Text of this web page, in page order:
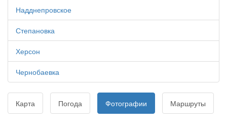
Надднепровское
Степановка
Херсон
Чернобаевка
Карта Погода Фотографии Маршруты